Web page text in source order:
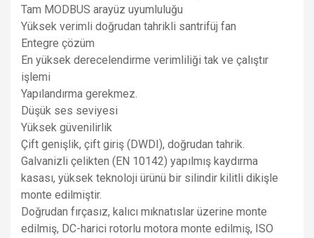
Tam MODBUS arayüz uyumluluğu
Yüksek verimli doğrudan tahrikli santrifüj fan
Entegre çözüm
En yüksek derecelendirme verimliliği tak ve çalıştır
işlemi
Yapılandırma gerekmez.
Düşük ses seviyesi
Yüksek güvenilirlik
Çift genişlik, çift giriş (DWDI), doğrudan tahrik.
Galvanizli çelikten (EN 10142) yapılmış kaydırma
kasası, yüksek teknoloji ürünü bir silindir kilitli dikişle
monte edilmiştir.
Doğrudan fırçasız, kalıcı mıknatıslar üzerine monte
edilmiş, DC-harici rotorlu motora monte edilmiş, ISO